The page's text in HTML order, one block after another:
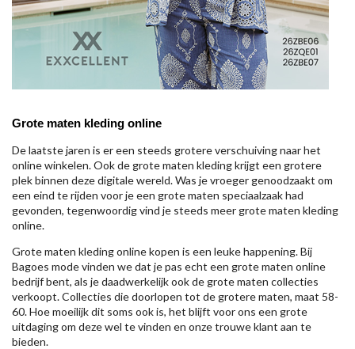
Grote maten kleding online
De laatste jaren is er een steeds grotere verschuiving naar het
online winkelen. Ook de grote maten kleding krijgt een grotere
plek binnen deze digitale wereld. Was je vroeger genoodzaakt om
een eind te rijden voor je een grote maten speciaalzaak had
gevonden, tegenwoordig vind je steeds meer grote maten kleding
online.
Grote maten kleding online kopen is een leuke happening. Bij
Bagoes mode vinden we dat je pas echt een grote maten online
bedrijf bent, als je daadwerkelijk ook de grote maten collecties
verkoopt. Collecties die doorlopen tot de grotere maten, maat 58-
60. Hoe moeilijk dit soms ook is, het blijft voor ons een grote
uitdaging om deze wel te vinden en onze trouwe klant aan te
bieden.